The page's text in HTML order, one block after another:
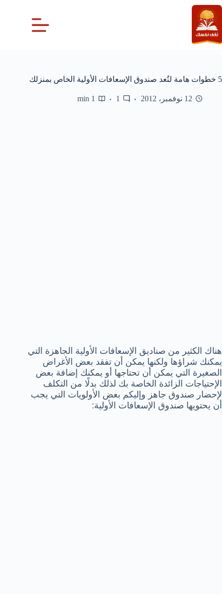
التجاوز
إلى
المحتوى
5 خطوات هامة لتُعد صندوق الإسعافات الأولية الخاص بمنزلك
12 نوفمبر، 2012 1
1 min
هناك الكثير من صناديق الإسعافات الأولية الجاهزة التي
يمكنك شراؤها ولكنها يمكن أن تفقد بعض الأغراض
الصغيرة التي يمكن أن تحتاجها أو يمكنك إضافة بعض
الإحتياجات الزائدة الخاصة بك لذلك بدلًا من التكلف
لإحضار صندوق جاهز وإليكم بعض الأولويات التي يجب
أن يحتويها صندوق الإسعافات الأولية: